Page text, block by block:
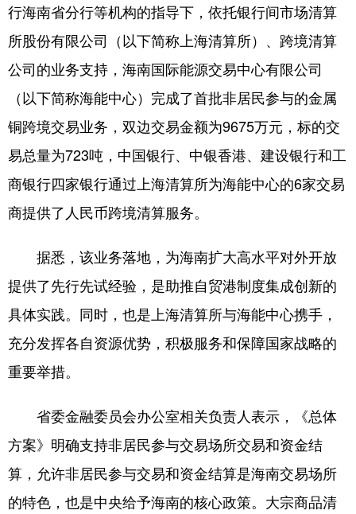
行海南省分行等机构的指导下，依托银行间市场清算
所股份有限公司（以下简称上海清算所）、跨境清算
公司的业务支持，海南国际能源交易中心有限公司
（以下简称海能中心）完成了首批非居民参与的金属
铜跨境交易业务，双边交易金额为9675万元，标的交
易总量为723吨，中国银行、中银香港、建设银行和工
商银行四家银行通过上海清算所为海能中心的6家交易
商提供了人民币跨境清算服务。
据悉，该业务落地，为海南扩大高水平对外开放
提供了先行先试经验，是助推自贸港制度集成创新的
具体实践。同时，也是上海清算所与海能中心携手，
充分发挥各自资源优势，积极服务和保障国家战略的
重要举措。
省委金融委员会办公室相关负责人表示，《总体
方案》明确支持非居民参与交易场所交易和资金结
算，允许非居民参与交易和资金结算是海南交易场所
的特色，也是中央给予海南的核心政策。大宗商品清